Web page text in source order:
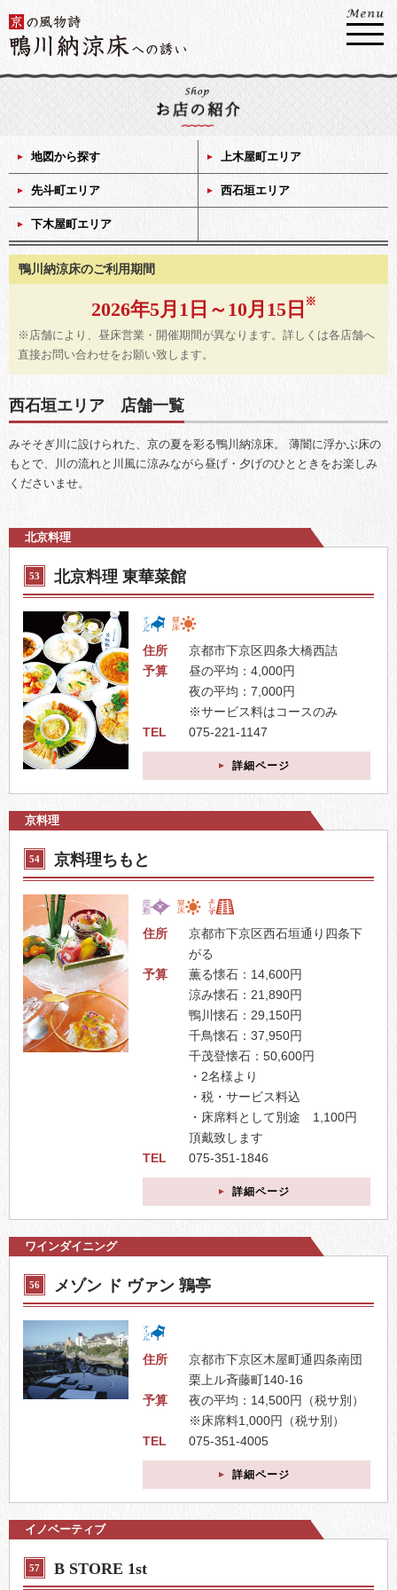
地図から探す 上木屋町エリア
先斗町エリア 西石垣エリア
下木屋町エリア
鴨川納涼床のご利用期間
2026年5月1日～10月15日
※店舗により、昼床営業・開催期間が異なります。詳しくは各店舗へ
直接お問い合わせをお願い致します。
西石垣エリア 店舗一覧
みそそぎ川に設けられた、京の夏を彩る鴨川納涼床。
薄闇に浮かぶ床の
もとで、川の流れと川風に涼みながら昼げ・夕げのひとときをお楽しみ
くださいませ。
北京料理
53 北京料理 東華菜館
住所
京都市下京区四条大橋西詰
予算
昼の平均：4,000円
夜の平均：7,000円
※サービス料はコースのみ
TEL
075-221-1147
詳細ページ
京料理
54 京料理ちもと
住所
京都市下京区西石垣通り四条下
がる
予算
薫る懐石：14,600円
涼み懐石：21,890円
鴨川懐石：29,150円
千鳥懐石：37,950円
千茂登懐石：50,600円
・2名様より
・税・サービス料込
・床席料として別途 1,100円
頂戴致します
TEL
075-351-1846
詳細ページ
ワインダイニング
56 メゾン ド ヴァン 鶉亭
住所
京都市下京区木屋町通四条南団
栗上ル斉藤町140-16
予算
夜の平均：14,500円（税サ別）
※床席料1,000円（税サ別）
TEL
075-351-4005
詳細ページ
イノベーティブ
57 B STORE 1st